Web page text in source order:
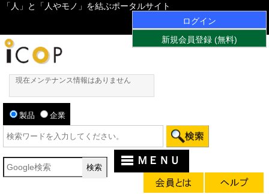
「人」と「人やモノ」を結ぶポータルサイト
ログイン
新規会員登録 (無料)
現在メンテナンス情報はありません
製品 企業
ＭＥＮＵ